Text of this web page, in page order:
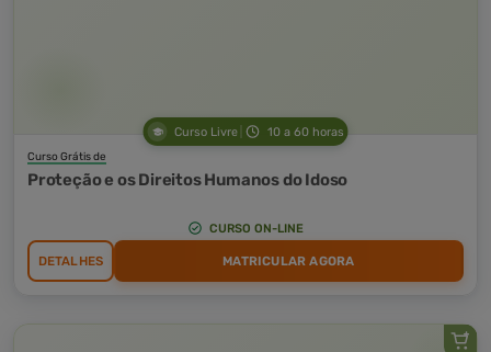
Curso Livre 10 a 60 horas
Curso Grátis de
Proteção e os Direitos Humanos do Idoso
CURSO ON-LINE
DETALHES MATRICULAR AGORA